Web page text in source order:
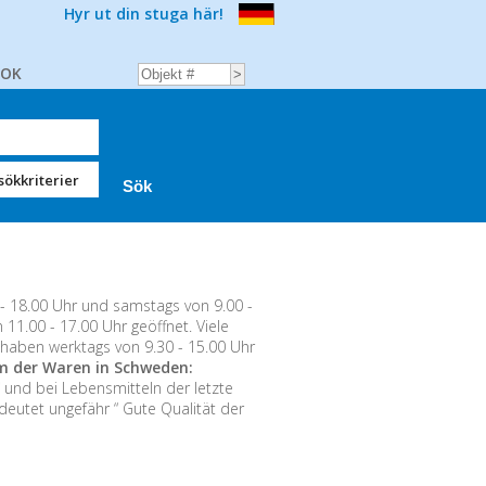
Hyr ut din stuga här!
18.00 Uhr und samstags von 9.00 -
- 17.00 Uhr geöffnet. Viele
werktags von 9.30 - 15.00 Uhr
der Waren in Schweden:
und bei Lebensmitteln der letzte
ungefähr “ Gute Qualität der